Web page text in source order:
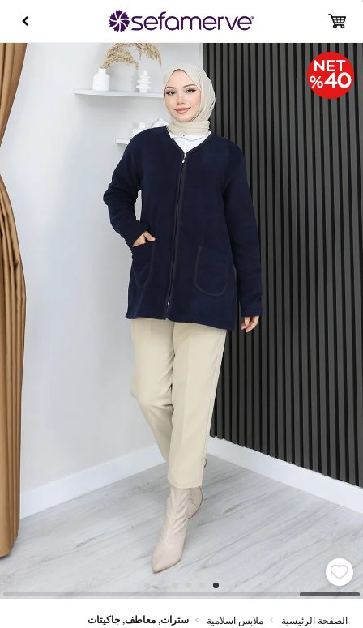
الصفحة الرئيسية > ملابس اسلامية > سترات, معاطف, جاكيتات